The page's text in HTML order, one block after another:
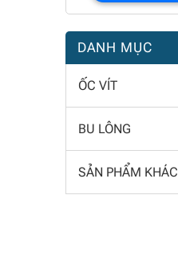
DANH MỤC
ỐC VÍT
BU LÔNG
SẢN PHẨM KHÁC